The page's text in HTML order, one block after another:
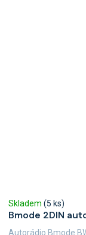
Bmode 2DIN
Skladem (5 ks)
Autorádio Bmode